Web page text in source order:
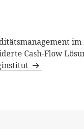
im
Cash-Flow